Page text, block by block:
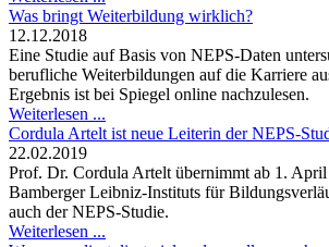
Was bringt Weiterbildung wirklich?
12.12.2018
Eine Studie auf Basis von NEPS-Daten
berufliche Weiterbildungen auf die Karriere
Ergebnis ist bei Spiegel online nachzulesen.
Weiterlesen ...
Cordula Artelt ist neue Leiterin der NEPS-
22.02.2019
Prof. Dr. Cordula Artelt übernimmt ab 1.
Bamberger Leibniz-Instituts für
auch der NEPS-Studie.
Weiterlesen ...